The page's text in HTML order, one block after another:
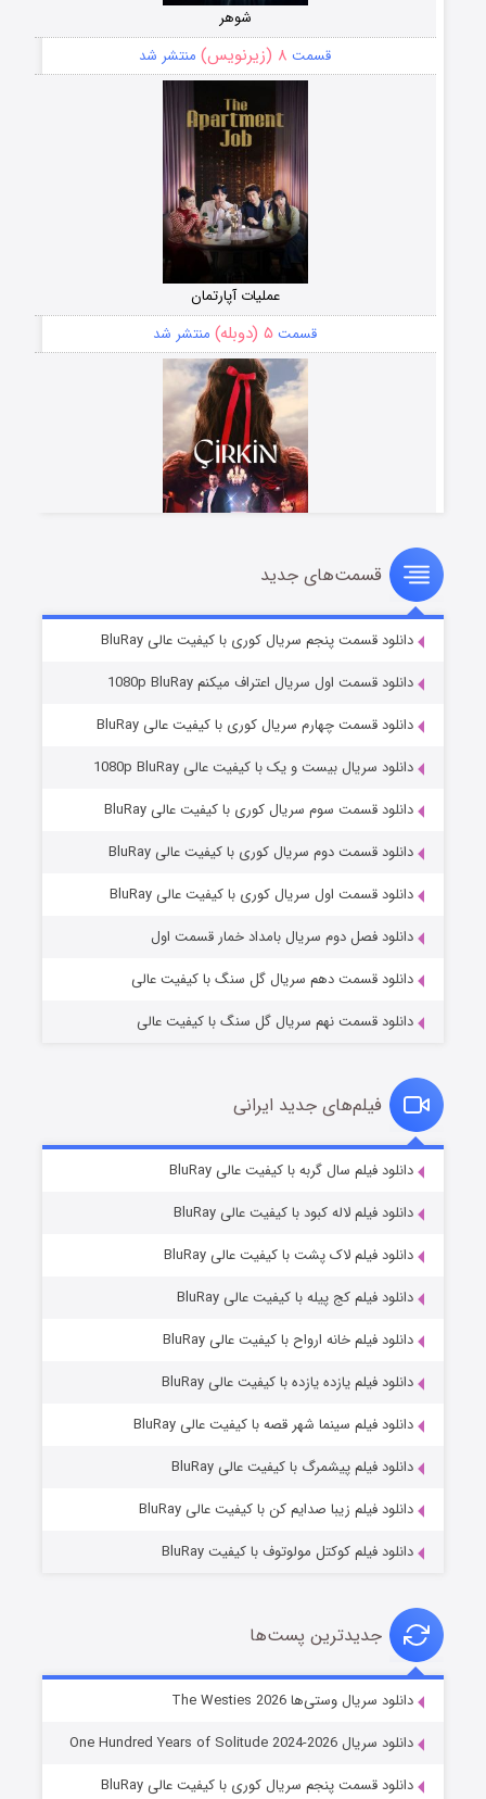
شوهر
قسمت ۸ (زیرنویس) منتشر شد
عملیات آپارتمان
قسمت ۵ (دوبله) منتشر شد
سریال زشت
قسمت۲ (زیرنویس) منتشر شد
مردگان متحرک: شهر مرده ۳
قسمت۲ (زیرنویس) منتشر شد
قسمت۷ (زیرنویس) منتشر شد
خاندان اژدها فصل ۳
قسمت‌های جدید
دانلود قسمت پنجم سریال کوری با کیفیت عالی BluRay
دانلود قسمت اول سریال اعتراف میکنم 1080p BluRay
دانلود قسمت چهارم سریال کوری با کیفیت عالی BluRay
دانلود سریال بیست و یک با کیفیت عالی 1080p BluRay
دانلود قسمت سوم سریال کوری با کیفیت عالی BluRay
دانلود قسمت دوم سریال کوری با کیفیت عالی BluRay
دانلود قسمت اول سریال کوری با کیفیت عالی BluRay
دانلود فصل دوم سریال بامداد خمار قسمت اول
دانلود قسمت دهم سریال گل سنگ با کیفیت عالی
دانلود قسمت نهم سریال گل سنگ با کیفیت عالی
فیلم‌های جدید ایرانی
دانلود فیلم سال گربه با کیفیت عالی BluRay
دانلود فیلم لاله کبود با کیفیت عالی BluRay
دانلود فیلم لاک پشت با کیفیت عالی BluRay
دانلود فیلم کج‌ پیله با کیفیت عالی BluRay
دانلود فیلم خانه ارواح با کیفیت عالی BluRay
دانلود فیلم یازده یازده با کیفیت عالی BluRay
دانلود فیلم سینما شهر قصه با کیفیت عالی BluRay
دانلود فیلم پیشمرگ با کیفیت عالی BluRay
دانلود فیلم زیبا صدایم کن با کیفیت عالی BluRay
دانلود فیلم کوکتل مولوتوف با کیفیت BluRay
جدیدترین پست‌ها
دانلود سریال وستی‌ها The Westies 2026
دانلود سریال One Hundred Years of Solitude 2024-2026
دانلود قسمت پنجم سریال کوری با کیفیت عالی BluRay